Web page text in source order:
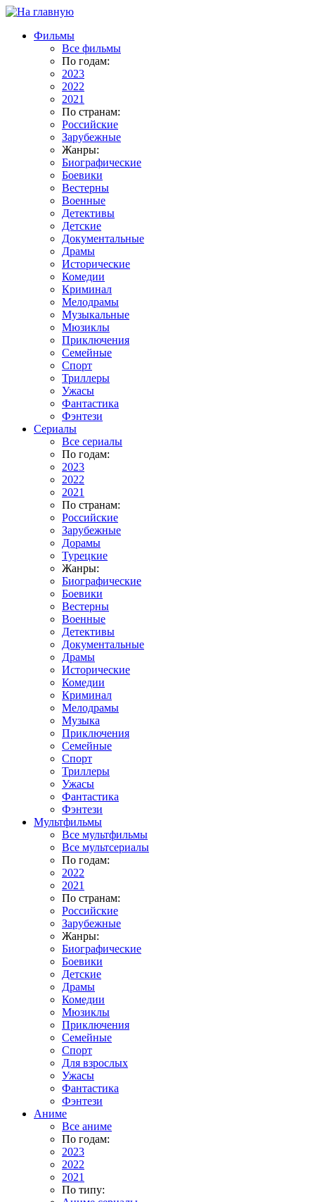
Фильмы
Все фильмы
По годам:
2023
2022
2021
По странам:
Российские
Зарубежные
Жанры:
Биографические
Боевики
Вестерны
Военные
Детективы
Детские
Документальные
Драмы
Исторические
Комедии
Криминал
Мелодрамы
Музыкальные
Мюзиклы
Приключения
Семейные
Спорт
Триллеры
Ужасы
Фантастика
Фэнтези
Сериалы
Все сериалы
По годам:
2023
2022
2021
По странам:
Российские
Зарубежные
Дорамы
Турецкие
Жанры:
Биографические
Боевики
Вестерны
Военные
Детективы
Документальные
Драмы
Исторические
Комедии
Криминал
Мелодрамы
Музыка
Приключения
Семейные
Спорт
Триллеры
Ужасы
Фантастика
Фэнтези
Мультфильмы
Все мультфильмы
Все мультсериалы
По годам:
2022
2021
По странам:
Российские
Зарубежные
Жанры:
Биографические
Боевики
Детские
Драмы
Комедии
Мюзиклы
Приключения
Семейные
Спорт
Для взрослых
Ужасы
Фантастика
Фэнтези
Аниме
Все аниме
По годам:
2023
2022
2021
По типу: